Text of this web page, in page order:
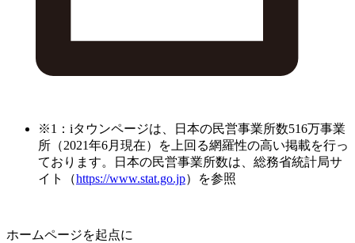
※1：iタウンページは、日本の民営事業所数516万事業
所（2021年6月現在）を上回る網羅性の高い掲載を行っ
ております。日本の民営事業所数は、総務省統計局サ
イト（https://www.stat.go.jp）を参照
ホームページを起点に